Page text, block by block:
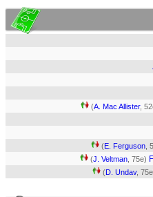
(A. Mac Allister,
(E. Ferguson ,
(J. Veltman , 75e)
(D. Undav,